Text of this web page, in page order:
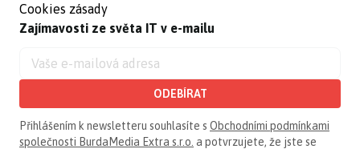
Cookies zásady
Zajímavosti ze světa IT v e-mailu
ODEBÍRAT
Přihlášením k newsletteru souhlasíte s Obchodními podmínkami
společnosti BurdaMedia Extra s.r.o. a potvrzujete, že jste se